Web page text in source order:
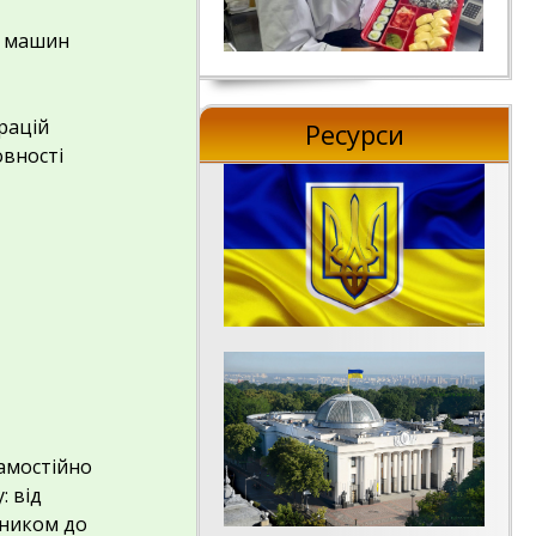
машин
від
до
Ресурси